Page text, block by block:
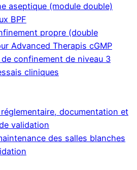
aseptique (module double)
BPF
propre (double
Advanced Therapis cGMP
confinement de niveau 3
cliniques
documentation et
validation
des salles blanches